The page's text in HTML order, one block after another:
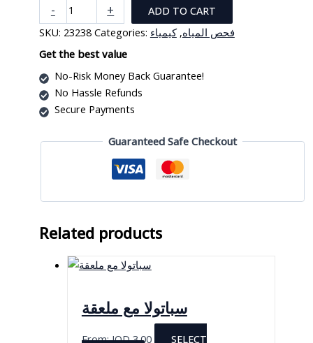
-
لجهاز
فحص
الحموضة
مدخل
BNC
quantity
+
ADD TO CART
SKU: 23238 Categories: فحص المياه,كيمياء
Get the best value
No-Risk Money Back Guarantee!
No Hassle Refunds
Secure Payments
Guaranteed Safe Checkout
Related products
سباتولا مع ملعقة
From:JOD3.00
SELECT